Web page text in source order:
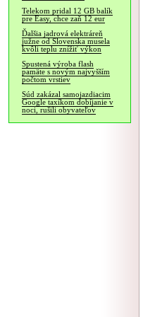
Telekom pridal 12 GB balík
pre Easy, chce zaň 12 eur
Ďalšia jadrová elektráreň
južne od Slovenska musela
kvôli teplu znížiť výkon
Spustená výroba flash
pamäte s novým najvyšším
počtom vrstiev
Súd zakázal samojazdiacim
Google taxíkom dobíjanie v
noci, rušili obyvateľov